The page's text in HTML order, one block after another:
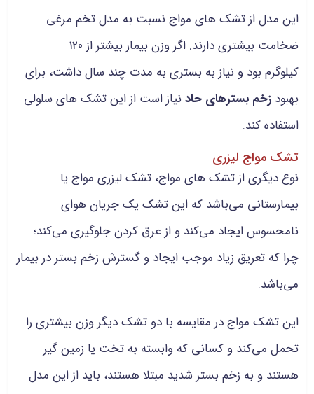
این مدل از تشک های مواج نسبت به مدل تخم مرغی
ضخامت بیشتری دارند. اگر وزن بیمار بیشتر از 120
کیلوگرم بود و نیاز به بستری به مدت چند سال داشت، برای
بهبود زخم بسترهای حاد نیاز است از این تشک های سلولی
استفاده کند.
تشک مواج لیزری
نوع دیگری از تشک های مواج، تشک لیزری مواج یا
بیمارستانی می‌باشد که این تشک یک جریان هوای
نامحسوس ایجاد می‌کند و از عرق کردن جلوگیری می‌کند؛
چرا که تعریق زیاد موجب ایجاد و گسترش زخم بستر در بیمار
می‌باشد.
این تشک مواج در مقایسه با دو تشک دیگر وزن بیشتری را
تحمل می‌کند و کسانی که وابسته به تخت یا زمین گیر
هستند و به زخم بستر شدید مبتلا هستند، باید از این مدل